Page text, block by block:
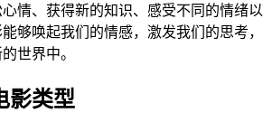
情、获得新的知识、感受不同的情绪以
够唤起我们的情感，激发我们的思考，
世界中。
影类型